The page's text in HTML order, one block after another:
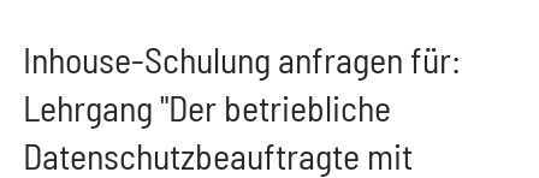
Inhouse-Schulung anfragen für:
Lehrgang "Der betriebliche
Datenschutzbeauftragte mit